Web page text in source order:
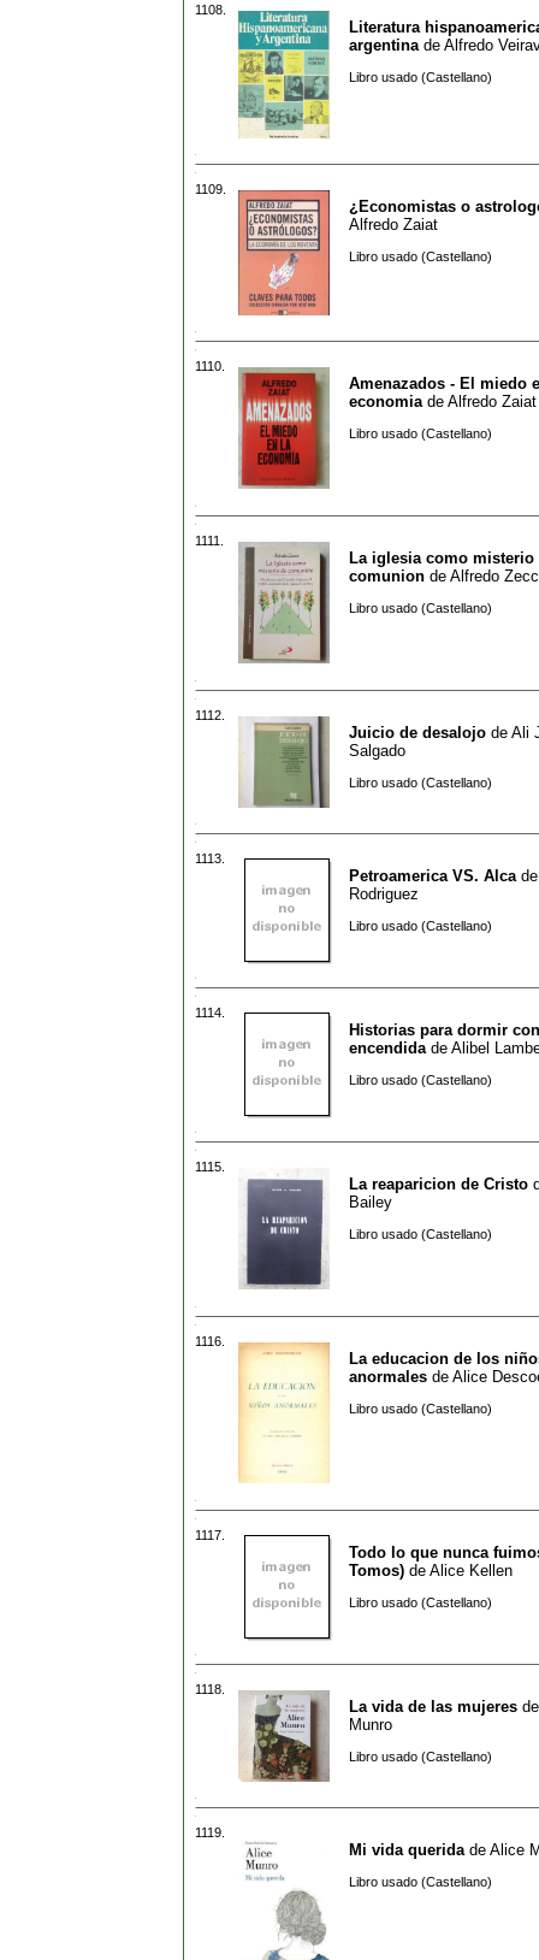
1108.
Literatura
argentina de Alfredo
Libro usado (Castellano)
1109.
¿Economistas o
Alfredo Zaiat
Libro usado (Castellano)
1110.
Amenazados - El miedo
economia de Alfredo Zaiat
Libro usado (Castellano)
1111.
La iglesia como misterio
comunion de Alfredo
Libro usado (Castellano)
1112.
Juicio de desalojo de Ali
Salgado
Libro usado (Castellano)
1113.
Petroamerica VS. Alca
Rodriguez
Libro usado (Castellano)
1114.
Historias para dormir
encendida de Alibel
Libro usado (Castellano)
1115.
La reaparicion de Cristo
Bailey
Libro usado (Castellano)
1116.
La educacion de los
anormales de Alice
Libro usado (Castellano)
1117.
Todo lo que nunca
Tomos) de Alice Kellen
Libro usado (Castellano)
1118.
La vida de las mujeres
Munro
Libro usado (Castellano)
1119.
Mi vida querida de Alice
Libro usado (Castellano)